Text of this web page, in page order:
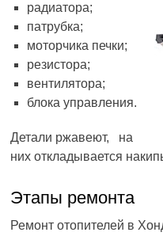
радиатора;
патрубка;
моторчика печки;
резистора;
вентилятора;
блока управления.
Детали ржавеют, на
них откладывается
Этапы ремонта
Ремонт отопителей в